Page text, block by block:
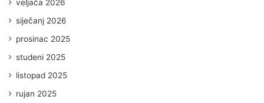
veljača 2026
siječanj 2026
prosinac 2025
studeni 2025
listopad 2025
rujan 2025